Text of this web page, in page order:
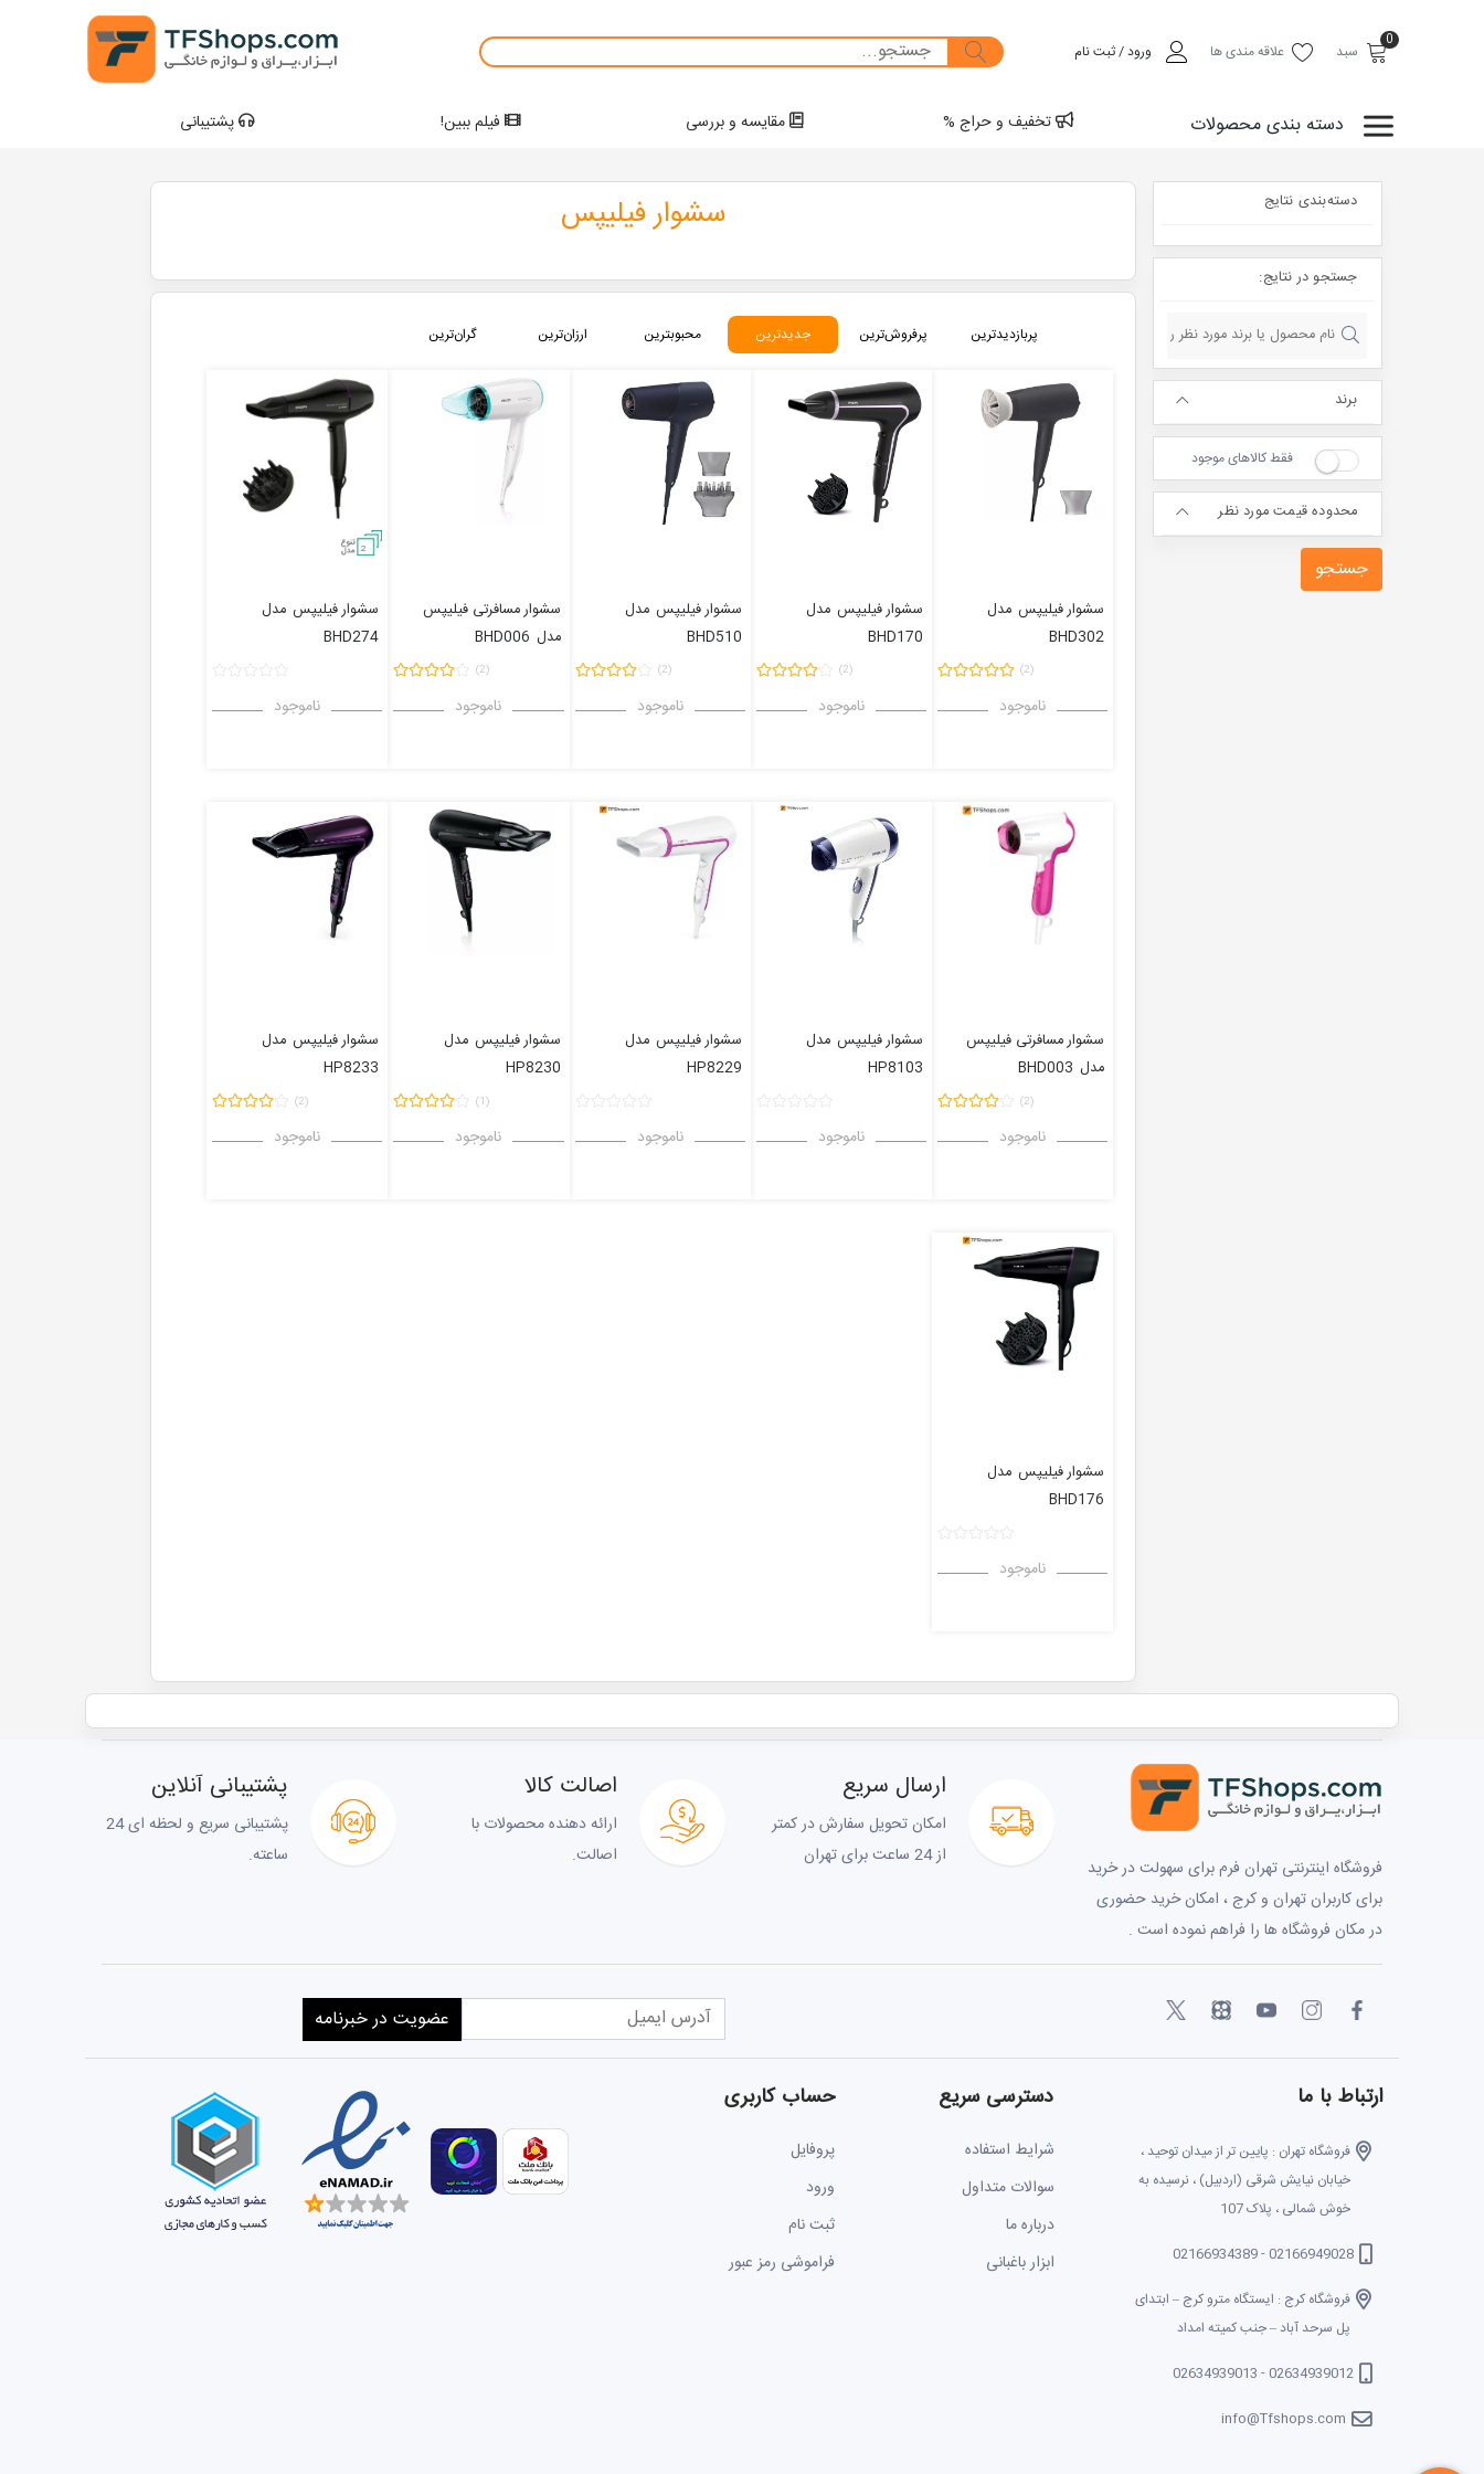
0
سبد علاقه مندی ها ورود / ثبت نام
دسته بندی محصولات
ابزار خانگی و صنعتی
لوازم بهداشت شخصی
شیرآلات ساختمانی
خدمات
24/7
مشاوره آنلاین
گستردگی
محصولات متنوع
از سراسر جهان
ضمانت
72H
ضمانت بازگشت کالا
پرداخت
روش های متنوع
پرداخت
تخفیف و حراج % مقایسه و بررسی فیلم ببین! پشتیبانی
دسته‌بندی نتایج
جستجو در نتایج:
برند
فقط کالاهای موجود
محدوده قیمت مورد نظر
سشوار فیلیپس
پربازدیدترین پرفروش‌ترین‌ جدیدترین محبوبترین ارزان‌ترین گران‌ترین
سشوار فیلیپس مدل
BHD302
(2)
ناموجود
سشوار فیلیپس مدل
BHD170
(2)
ناموجود
سشوار فیلیپس مدل
BHD510
(2)
ناموجود
سشوار مسافرتی فیلیپس
مدل BHD006
(2)
ناموجود
2
سشوار فیلیپس مدل
BHD274
ناموجود
سشوار مسافرتی فیلیپس
مدل BHD003
(2)
ناموجود
سشوار فیلیپس مدل
HP8103
ناموجود
سشوار فیلیپس مدل
HP8229
ناموجود
سشوار فیلیپس مدل
HP8230
(1)
ناموجود
سشوار فیلیپس مدل
HP8233
(2)
ناموجود
سشوار فیلیپس مدل
BHD176
ناموجود
فروشگاه اینترنتی تهران فرم برای سهولت در خرید
برای کاربران تهران و کرج ، امکان خرید حضوری
در مکان فروشگاه ها را فراهم نموده است .
ارسال سریع
امکان تحویل سفارش در کمتر
از 24 ساعت برای تهران
اصالت کالا
ارائه دهنده محصولات با
اصالت.
پشتیبانی آنلاین
پشتیبانی سریع و لحظه ای 24
ساعته.
ارتباط با ما
فروشگاه تهران : پایین تر از میدان توحید ،
خیابان نیایش شرقی (اردبیل) ، نرسیده به
خوش شمالی ، پلاک 107
02166949028 - 02166934389
فروشگاه کرج : ایستگاه مترو کرج – ابتدای
پل سرحد آباد – جنب کمیته امداد
02634939012 - 02634939013
info@Tfshops.com
دسترسی سریع
شرایط استفاده
سوالات متداول
درباره ما
ابزار باغبانی
حساب کاربری
پروفایل
ورود
ثبت نام
فراموشی رمز عبور